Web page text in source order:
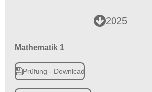
2025
Mathematik 1
Prüfung - Download